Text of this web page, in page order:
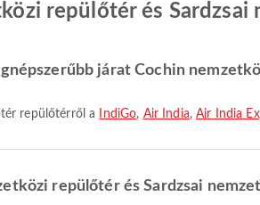
repülőtér és
járat Cochin
repülőtérről a IndiGo, Air India,Air India
repülőtér és Sardzsai